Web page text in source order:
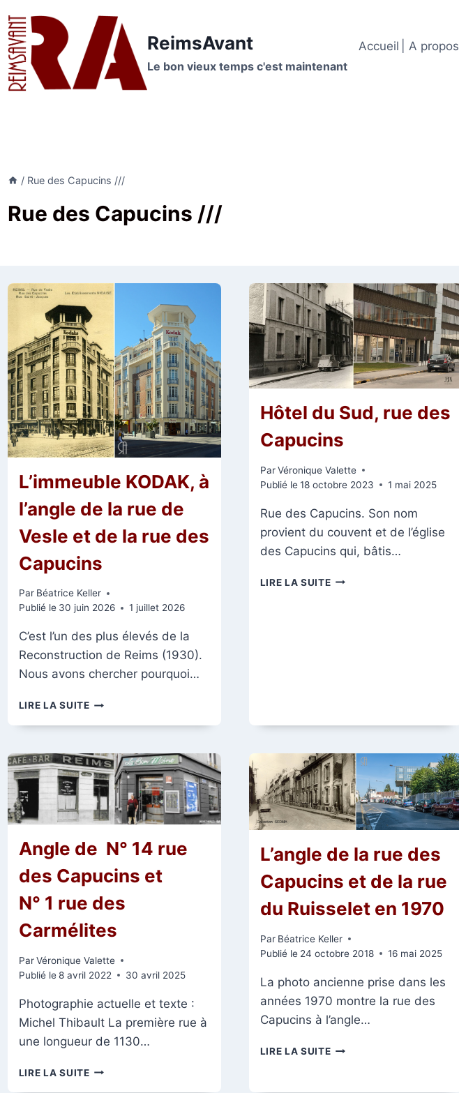
au
contenu
ReimsAvant
Le bon vieux temps c'est maintenant
Accueil | A propos
/ Rue des Capucins ///
Rue des Capucins ///
L’immeuble KODAK, à
l’angle de la rue de
Vesle et de la rue des
Capucins
Par Béatrice Keller
Publié le 30 juin 2026 1 juillet 2026
C’est l’un des plus élevés de la
Reconstruction de Reims (1930).
Nous avons chercher pourquoi…
LIRE LA SUITEL’IMMEUBLE
DE
LA
RUE
DE
VESLE
DE
RUE
CAPUCINS
Hôtel du Sud, rue des
Capucins
Par Véronique Valette
Publié le 18 octobre 2023 1 mai 2025
Rue des Capucins. Son nom
provient du couvent et de l’église
des Capucins qui, bâtis…
LIRE LA SUITEHÔTEL
Angle de N° 14 rue
des Capucins et
N° 1 rue des
Carmélites
Par Véronique Valette
Publié le 8 avril 2022 30 avril 2025
Photographie actuelle et texte :
Michel Thibault La première rue à
une longueur de 1130…
LIRE LA SUITEANGLE
L’angle de la rue des
Capucins et de la rue
du Ruisselet en 1970
Par Béatrice Keller
Publié le 24 octobre 2018 16 mai 2025
La photo ancienne prise dans les
années 1970 montre la rue des
Capucins à l’angle…
LIRE LA SUITEL’ANGLE